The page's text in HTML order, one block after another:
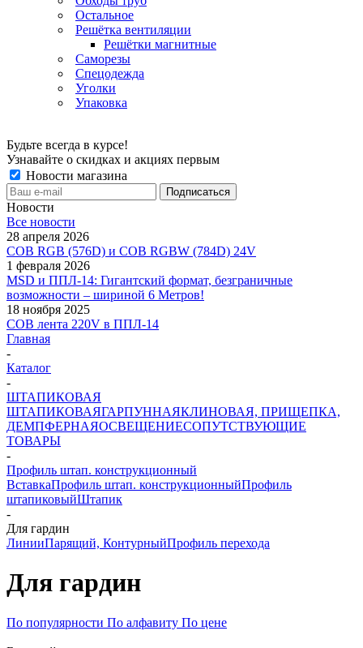
Остальное
Решётка вентиляции
Решётки магнитные
Саморезы
Спецодежда
Уголки
Упаковка
Будьте всегда в курсе!
Узнавайте о скидках и акциях первым
Новости магазина
Новости
Все новости
28 апреля 2026
COB RGB (576D) и COB RGBW (784D) 24V
1 февраля 2026
MSD и ППЛ-14: Гигантский формат, безграничные
возможности – шириной 6 Метров!
18 ноября 2025
COB лента 220V в ППЛ-14
Главная
-
Каталог
-
ШТАПИКОВАЯ
ШТАПИКОВАЯГАРПУННАЯКЛИНОВАЯ, ПРИЩЕПКА,
ДЕМПФЕРНАЯОСВЕЩЕНИЕСОПУТСТВУЮЩИЕ
ТОВАРЫ
-
Профиль штап. конструкционный
ВставкаПрофиль штап. конструкционныйПрофиль
штапиковыйШтапик
-
Для гардин
ЛинииПарящий, КонтурныйПрофиль перехода
Для гардин
По популярности По алфавиту По цене